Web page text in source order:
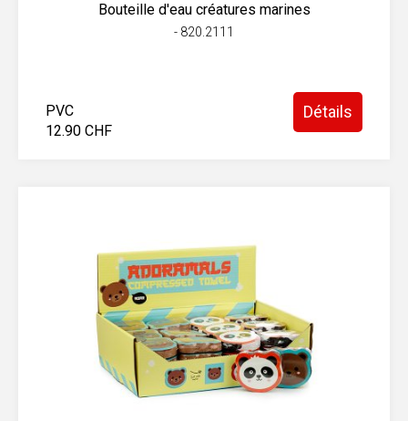
Bouteille d'eau créatures marines
- 820.2111
PVC
12.90 CHF
Détails